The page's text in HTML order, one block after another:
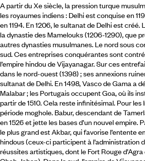
A partir du Xe siècle, la pression turque
les royaumes indiens : Delhi est conquise en
en 1194. En 1206, le sultanat de Delhi est
la dynastie des Mamelouks (1206-1290), que
autres dynasties musulmanes. Le nord sous
sud. Ces entreprises conquérantes sont
l’empire hindou de Vijayanagar. Sur ces
dans le nord-ouest (1398) ; ses annexions
sultanat de Delhi. En 1498, Vasco de Gama a
Malabar ; les Portugais occupent Goa, où ils
partir de 1510. Cela reste infinitésimal. Pour les
période moghole. Babur, descendant de
en 1526 et jette les bases d’un nouvel empire.
le plus grand est Akbar, qui favorise l’entente
hindous (ceux-ci participent à l’administration
réussites artistiques, dont le Fort Rouge